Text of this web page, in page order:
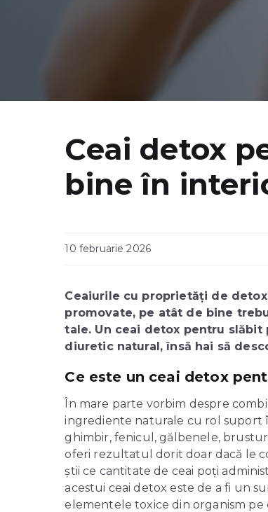
Ceai detox
bine în
10 februarie 2026
Ceaiurile cu proprietăți de
promovate, pe atât de bine
tale. Un ceai detox pentru
diuretic natural, însă hai să
Ce este un ceai detox
În mare parte vorbim despre
ingrediente naturale cu rol suport
ghimbir, fenicul, gălbenele,
oferi rezultatul dorit doar dacă le
știi ce cantitate de ceai poți
acestui ceai detox este de a fi un
elementele toxice din organism pe